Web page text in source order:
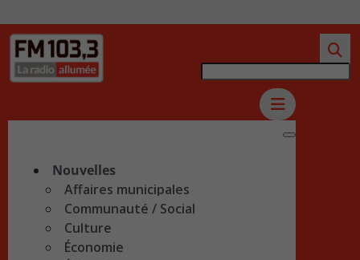
Nouvelles
Affaires municipales
Communauté / Social
Culture
Économie